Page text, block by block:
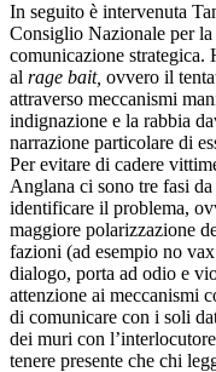
In seguito è intervenuta
Consiglio Nazionale per la
comunicazione strategica.
al rage bait, ovvero il
attraverso meccanismi
indignazione e la rabbia
narrazione particolare di
Per evitare di cadere
Anglana ci sono tre fasi
identificare il problema,
maggiore polarizzazione
fazioni (ad esempio no
dialogo, porta ad odio e
attenzione ai meccanismi
di comunicare con i soli
dei muri con
tenere presente che chi